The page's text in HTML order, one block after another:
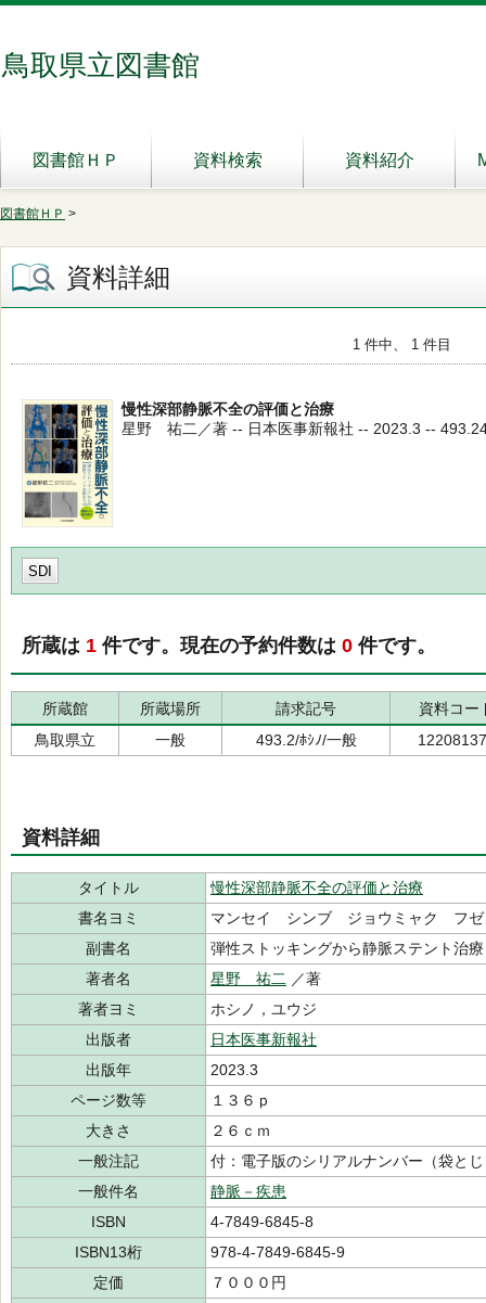
鳥取県立図書館
図書館ＨＰ 資料検索 資料紹介
図書館ＨＰ >
資料詳細
1 件中、 1 件目
慢性深部静脈不全の評価と治療
星野 祐二／著 -- 日本医事新報社 -- 2023.3 --
SDI
所蔵は 1 件です。現在の予約件数は 0 件です。
所蔵館 所蔵場所 請求記号
資料コー
鳥取県立
一般 493.2/ﾎｼﾉ/一般
資料詳細
タイトル
慢性深部静脈不全の評価と治療
書名ヨミ
マンセイ シンブ ジョウミャク フ
副書名
弾性ストッキングから静脈ステント治
著者名
星野 祐二 ／著
著者ヨミ
ホシノ，ユウジ
出版者
日本医事新報社
出版年
2023.3
ページ数等
１３６ｐ
大きさ
２６ｃｍ
一般注記
付：電子版のシリアルナンバー（袋と
一般件名
静脈－疾患
ISBN
4-7849-6845-8
ISBN13桁
978-4-7849-6845-9
定価
７０００円